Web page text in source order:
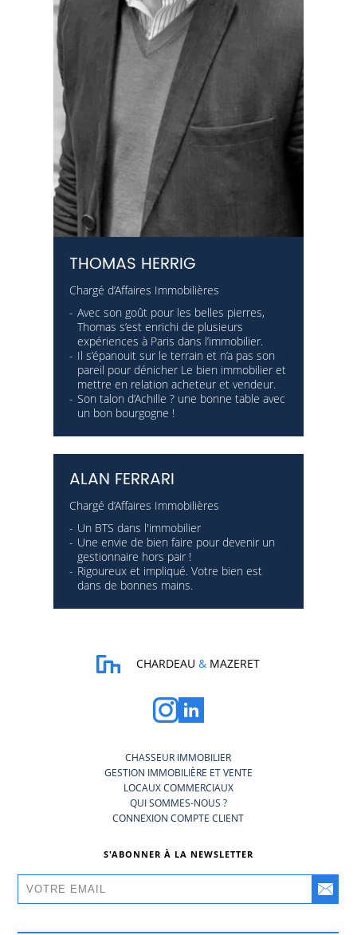
THOMAS HERRIG
Chargé d’Affaires Immobilières
Avec son goût pour les belles pierres,
Thomas s’est enrichi de plusieurs
expériences à Paris dans l’immobilier.
Il s’épanouit sur le terrain et n’a pas son
pareil pour dénicher Le bien immobilier et
mettre en relation acheteur et vendeur.
Son talon d’Achille ? une bonne table avec
un bon bourgogne !
ALAN FERRARI
Chargé d’Affaires Immobilières
Un BTS dans l'immobilier
Une envie de bien faire pour devenir un
gestionnaire hors pair !
Rigoureux et impliqué. Votre bien est
dans de bonnes mains.
CHARDEAU& MAZERET
CHASSEUR IMMOBILIER
GESTION IMMOBILIÈRE ET VENTE
LOCAUX COMMERCIAUX
QUI SOMMES-NOUS ?
CONNEXION COMPTE CLIENT
S'ABONNER À LA NEWSLETTER